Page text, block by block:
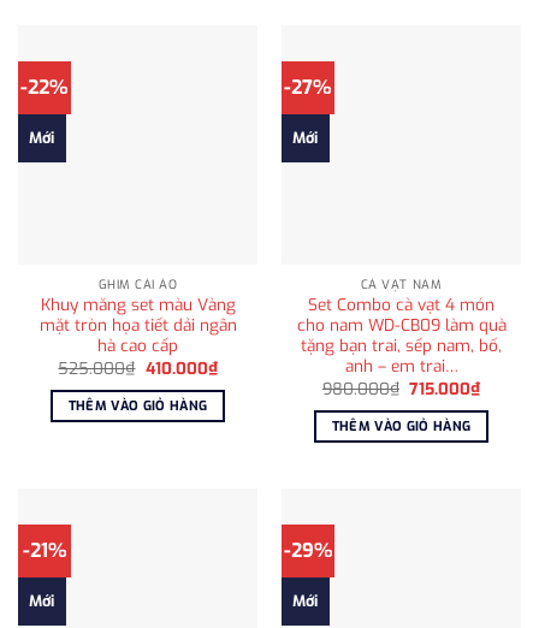
-22%
Mới
GHIM CÀI ÁO
Khuy măng set màu Vàng
mặt tròn họa tiết dải ngân
hà cao cấp
525.000₫ Giá
là:
525.000₫.
410.000₫Giá
hiện
tại
410.000₫.
THÊM VÀO GIỎ HÀNG
-27%
Mới
CÀ VẠT NAM
Set Combo cà vạt 4 món
cho nam WD-CB09 làm quà
tặng bạn trai, sếp nam, bố,
anh – em trai…
980.000₫ Giá
là:
980.000₫.
715.000₫Giá
hiện
tại
THÊM VÀO GIỎ HÀNG
-21%
Mới
-29%
Mới